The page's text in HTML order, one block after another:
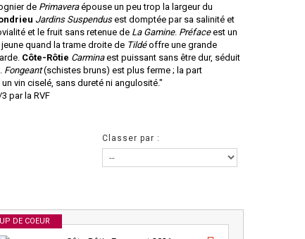
de Primaveraépouse un peu trop la largeur du
Jardins Suspendusest domptée par sa salinité et
et le fruit sans retenue de La Gamine. Préfaceest un
quand la trame droite de Tildéoffre une grande
Côte-Rôtie Carminaest puissant sans être dur, séduit
Fongeant(schistes bruns) est plus ferme ; la part
vin ciselé, sans dureté ni angulosité."
par la RVF
Classer par :
DE COEUR